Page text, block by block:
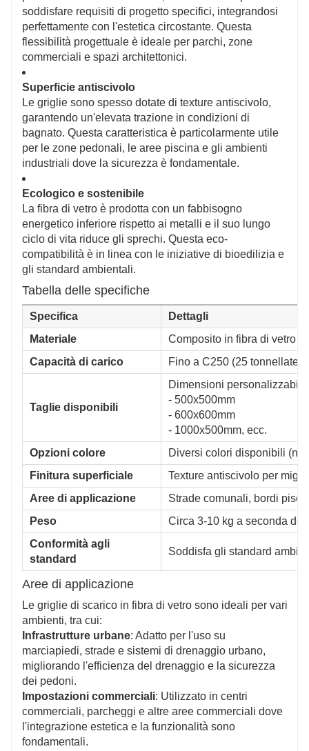
soddisfare requisiti di progetto specifici, integrandosi
perfettamente con l'estetica circostante. Questa
flessibilità progettuale è ideale per parchi, zone
commerciali e spazi architettonici.
Superficie antiscivolo
Le griglie sono spesso dotate di texture antiscivolo,
garantendo un'elevata trazione in condizioni di
bagnato. Questa caratteristica è particolarmente utile
per le zone pedonali, le aree piscina e gli ambienti
industriali dove la sicurezza è fondamentale.
Ecologico e sostenibile
La fibra di vetro è prodotta con un fabbisogno
energetico inferiore rispetto ai metalli e il suo lungo
ciclo di vita riduce gli sprechi. Questa eco-
compatibilità è in linea con le iniziative di bioedilizia e
gli standard ambientali.
Tabella delle specifiche
Specifica
Dettagli
Materiale
Composito in fibra di vetro
Capacità di carico
Fino a C250 (25
Taglie disponibili
Dimensioni personalizzabili:
- 500x500mm
- 600x600mm
- 1000x500mm, ecc.
Opzioni colore
Diversi colori disponibili
Finitura superficiale
Texture antiscivolo per
Aree di applicazione
Strade comunali, bordi
Peso
Circa 3-10 kg a seconda
Conformità agli
standard
Soddisfa gli standard
Aree di applicazione
Le griglie di scarico in fibra di vetro sono ideali per vari
ambienti, tra cui:
Infrastrutture urbane: Adatto per l'uso su
marciapiedi, strade e sistemi di drenaggio urbano,
migliorando l'efficienza del drenaggio e la sicurezza
dei pedoni.
Impostazioni commerciali: Utilizzato in centri
commerciali, parcheggi e altre aree commerciali dove
l'integrazione estetica e la funzionalità sono
fondamentali.